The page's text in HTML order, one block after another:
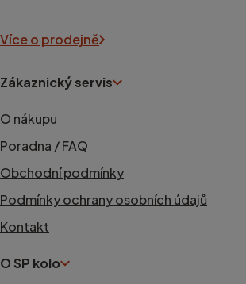
Více o prodejně
Zákaznický servis
O nákupu
Poradna / FAQ
Obchodní podmínky
Podmínky ochrany osobních údajů
Kontakt
O SP kolo